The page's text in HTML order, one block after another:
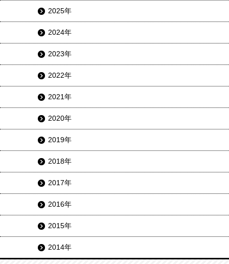
2025年
2024年
2023年
2022年
2021年
2020年
2019年
2018年
2017年
2016年
2015年
2014年